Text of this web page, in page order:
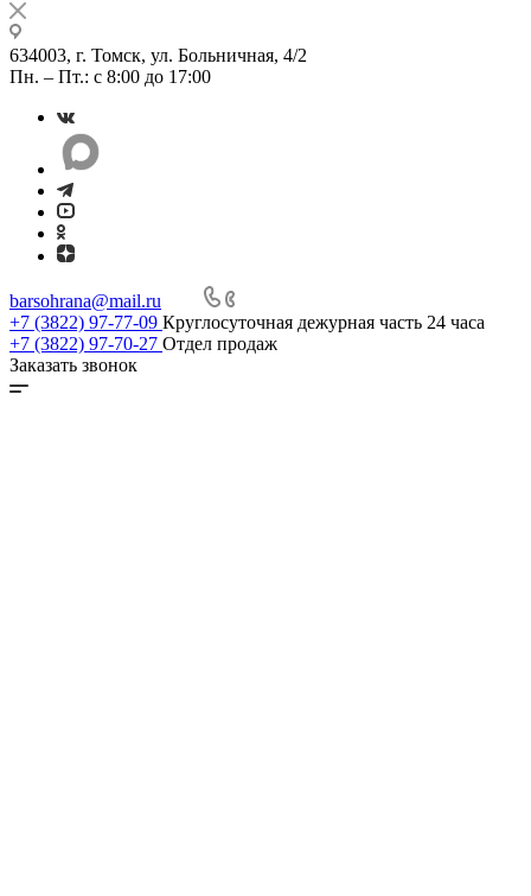
634003, г. Томск, ул. Больничная, 4/2
Пн. – Пт.: с 8:00 до 17:00
barsohrana@mail.ru
+7 (3822) 97-77-09 Круглосуточная дежурная часть 24 часа
+7 (3822) 97-70-27 Отдел продаж
Заказать звонок